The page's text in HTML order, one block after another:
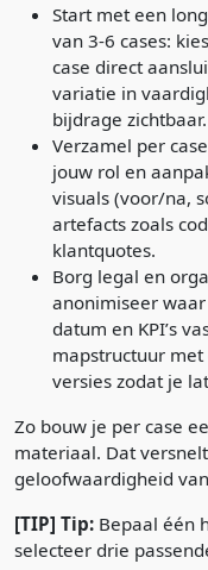
Start met een
van 3-6 cases:
case direct
variatie in
bijdrage zichtbaar.
Verzamel per
jouw rol en
visuals (voor/na,
artefacts zoals
klantquotes.
Borg legal en
anonimiseer
datum en KPI’s
mapstructuur
versies zodat je
Zo bouw je per case
materiaal. Dat
geloofwaardigheid
[TIP] Tip: Bepaal één
selecteer drie